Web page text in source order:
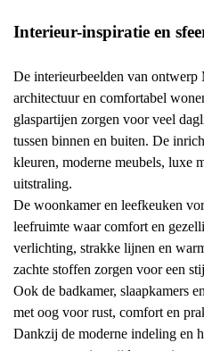
Interieur-inspiratie en
De interieurbeelden van ontwerp
architectuur en comfortabel
glaspartijen zorgen voor veel
tussen binnen en buiten. De
kleuren, moderne meubels, luxe
uitstraling.
De woonkamer en leefkeuken
leefruimte waar comfort en
verlichting, strakke lijnen en
zachte stoffen zorgen voor een
Ook de badkamer, slaapkamers
met oog voor rust, comfort en
Dankzij de moderne indeling en